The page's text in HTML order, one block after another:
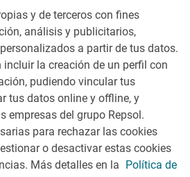
Canal de ética
de cookies Nota legal
y de terceros con fines
análisis y publicitarios,
a partir de tus datos.
la creación de un perfil con
pudiendo vincular tus
tus datos online y offline, y
empresas del grupo Repsol.
para rechazar las cookies
o desactivar estas cookies
Más detalles en la Política de